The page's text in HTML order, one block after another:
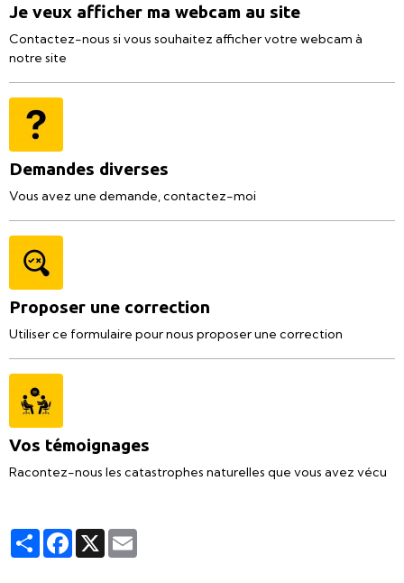
Je veux afficher ma webcam au site
Contactez-nous si vous souhaitez afficher votre webcam à
notre site
Demandes diverses
Vous avez une demande, contactez-moi
Proposer une correction
Utiliser ce formulaire pour nous proposer une correction
Vos témoignages
Racontez-nous les catastrophes naturelles que vous avez vécu
PartagerFacebook
X